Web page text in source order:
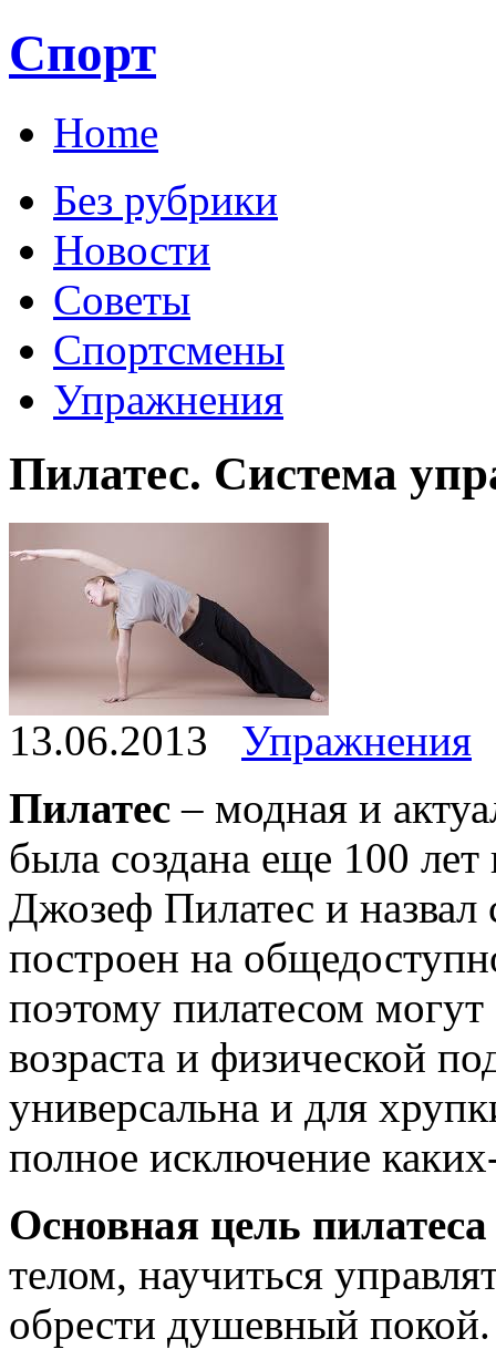
Спорт
Home
Без рубрики
Новости
Советы
Спортсмены
Упражнения
Пилатес. Система
13.06.2013
Упражнения
Пилатес– модная и
была создана еще 100
Джозеф Пилатес и
построен на
поэтому пилатесом
возраста и физической
универсальна и для
полное исключение
Основная цель пилатеса
телом, научиться
обрести душевный покой.